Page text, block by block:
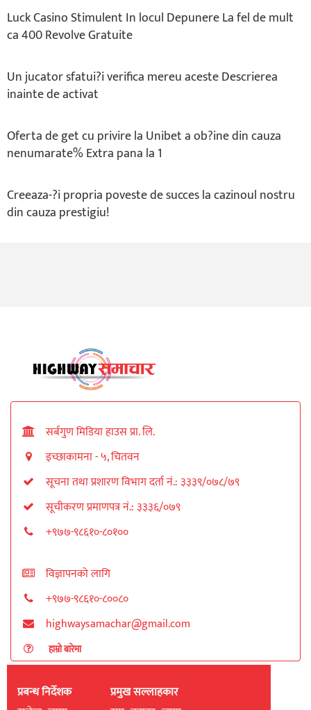
Luck Casino Stimulent In locul Depunere La fel de mult
ca 400 Revolve Gratuite
Un jucator sfatui?i verifica mereu aceste Descrierea
inainte de activat
Oferta de get cu privire la Unibet a ob?ine din cauza
nenumarate% Extra pana la 1
Creeaza-?i propria poveste de succes la cazinoul nostru
din cauza prestigiu!
सर्बगुण मिडिया हाउस प्रा. लि.
इच्छाकामना - ५, चितवन
सूचना तथा प्रशारण विभाग दर्ता नं.: ३३३९/०७८/७९
सूचीकरण प्रमाणपत्र नं.: ३३३६/०७९
+९७७-९८६१०-८०१००
विज्ञापनको लागि
+९७७-९८६१०-८००८०
highwaysamachar@gmail.com
हाम्रो बारेमा
प्रबन्ध निर्देशक
प्रमुख सल्लाहकार